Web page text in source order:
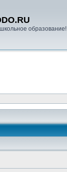
образование!